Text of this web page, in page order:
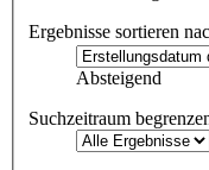
Ergebnisse sortieren
Absteigend
Suchzeitraum